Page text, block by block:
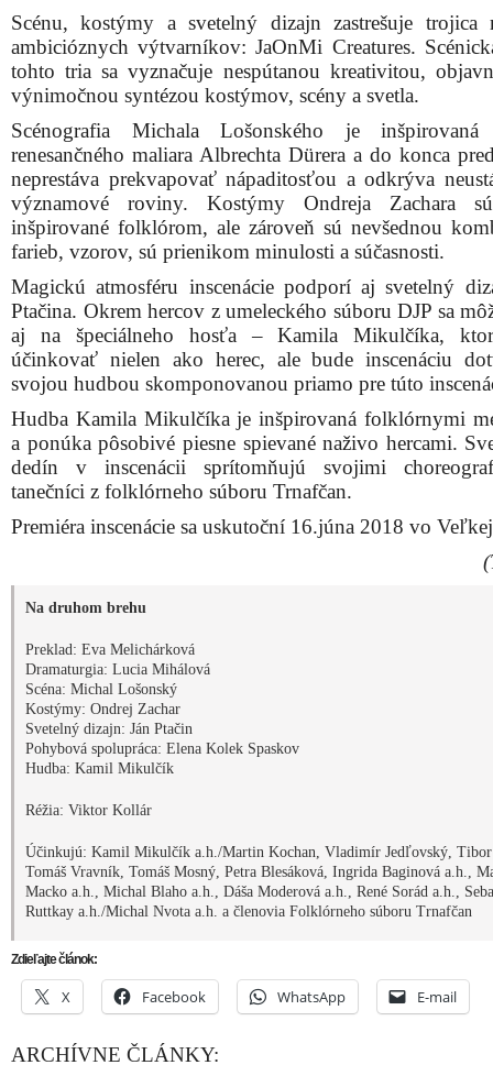
Scénu, kostýmy a svetelný dizajn zastrešuje trojica
ambicióznych výtvarníkov: JaOnMi Creatures.
tohto tria sa vyznačuje nespútanou kreativitou,
výnimočnou syntézou kostýmov, scény a svetla.
Scénografia Michala Lošonského je inšpirovaná
renesančného maliara Albrechta Dürera a do konca
neprestáva prekvapovať nápaditosťou a odkrýva
významové roviny. Kostýmy Ondreja Zachara
inšpirované folklórom, ale zároveň sú nevšednou
farieb, vzorov, sú prienikom minulosti a súčasnosti.
Magickú atmosféru inscenácie podporí aj svetelný
Ptačina. Okrem hercov z umeleckého súboru DJP sa
aj na špeciálneho hosťa – Kamila Mikulčíka,
účinkovať nielen ako herec, ale bude inscenáciu
svojou hudbou skomponovanou priamo pre túto
Hudba Kamila Mikulčíka je inšpirovaná folklórnymi
a ponúka pôsobivé piesne spievané naživo hercami.
dedín v inscenácii sprítomňujú svojimi
tanečníci z folklórneho súboru Trnafčan.
Premiéra inscenácie sa uskutoční 16.júna 2018 vo
Na druhom brehu
Preklad: Eva Melichárková
Dramaturgia: Lucia Mihálová
Scéna: Michal Lošonský
Kostýmy: Ondrej Zachar
Svetelný dizajn: Ján Ptačin
Pohybová spolupráca: Elena Kolek Spaskov
Hudba: Kamil Mikulčík
Réžia: Viktor Kollár
Účinkujú: Kamil Mikulčík a.h./Martin Kochan, Vladimír Jedľovský, Tibor
Tomáš Vravník, Tomáš Mosný, Petra Blesáková, Ingrida Baginová a.h.,
Macko a.h., Michal Blaho a.h., Dáša Moderová a.h., René Sorád a.h.,
Ruttkay a.h./Michal Nvota a.h. a členovia Folklórneho súboru Trnafčan
Zdieľajte článok:
X Facebook WhatsApp E-mail
ARCHÍVNE ČLÁNKY: